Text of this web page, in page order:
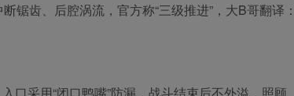
锯齿、后腔涡流，官方称“三级推进”，大B哥翻译